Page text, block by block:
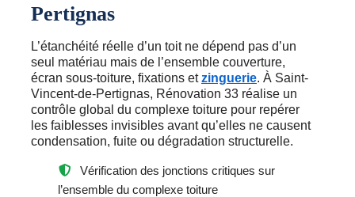
Pertignas
L’étanchéité réelle d’un toit ne dépend pas d’un
seul matériau mais de l’ensemble couverture,
écran sous-toiture, fixations etzinguerie. À Saint-
Vincent-de-Pertignas, Rénovation 33 réalise un
contrôle global du complexe toiture pour repérer
les faiblesses invisibles avant qu’elles ne causent
condensation, fuite ou dégradation structurelle.
Vérification des jonctions critiques sur
l’ensemble du complexe toiture